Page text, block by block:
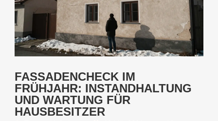
FASSADENCHECK IM
FRÜHJAHR: INSTANDHALTUNG
UND WARTUNG FÜR
HAUSBESITZER